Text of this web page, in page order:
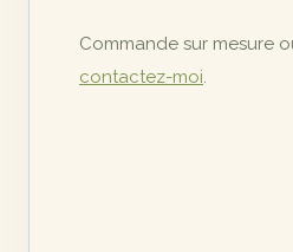
Commande sur mesure
contactez-moi.